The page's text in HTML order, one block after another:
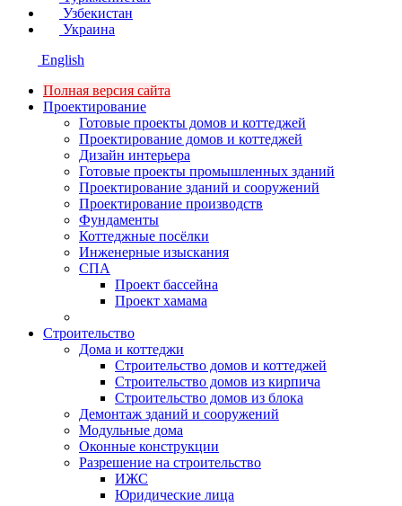
Узбекистан
Украина
English
Полная версия сайта
Проектирование
Готовые проекты домов и коттеджей
Проектирование домов и коттеджей
Дизайн интерьера
Готовые проекты промышленных зданий
Проектирование зданий и сооружений
Проектирование производств
Фундаменты
Коттеджные посёлки
Инженерные изыскания
СПА
Проект бассейна
Проект хамама
Строительство
Дома и коттеджи
Строительство домов и коттеджей
Строительство домов из кирпича
Строительство домов из блока
Демонтаж зданий и сооружений
Модульные дома
Оконные конструкции
Разрешение на строительство
ИЖС
Юридические лица